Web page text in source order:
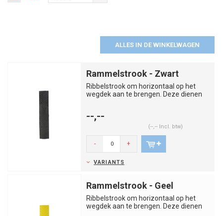
ALLES IN DE WINKELWAGEN
Rammelstrook - Zwart
Ribbelstrook om horizontaal op het
wegdek aan te brengen. Deze dienen
--,--
(--,-- Incl. btw)
- +
VARIANTS
Rammelstrook - Geel
Ribbelstrook om horizontaal op het
wegdek aan te brengen. Deze dienen